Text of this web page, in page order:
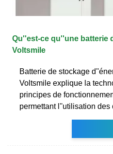
Qu''est-ce qu''une batterie
Voltsmile
Batterie de stockage
Voltsmile explique la
principes de
permettant l''utilisation des